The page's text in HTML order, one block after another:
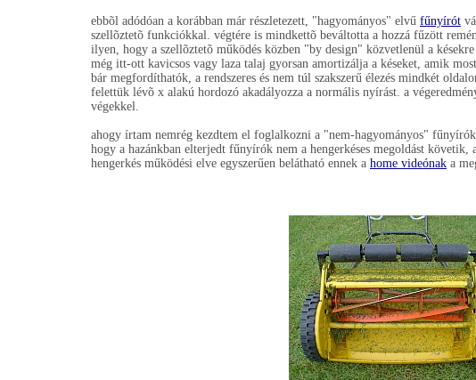
ebbõl adódóan a korábban már részletezett, "hagyományos" elvű fűnyírót
szellõztetõ funkciókkal. végtére is mindkettõ beváltotta a hozzá fűzött
ilyen, hogy a szellõztetõ működés közben "by design" közvetlenül a
még itt-ott kavicsos vagy laza talaj gyorsan amortizálja a késeket, amik
bár megfordíthatók, a rendszeres és nem túl szakszerű élezés mindkét
felettük lévõ x alakú hordozó akadályozza a normális nyírást. a
végekkel.
ahogy írtam nemrég kezdtem el foglalkozni a "nem-hagyományos"
hogy a hazánkban elterjedt fűnyírók nem a hengerkéses megoldást követik,
hengerkés működési elve egyszerűen belátható ennek a home videónak a